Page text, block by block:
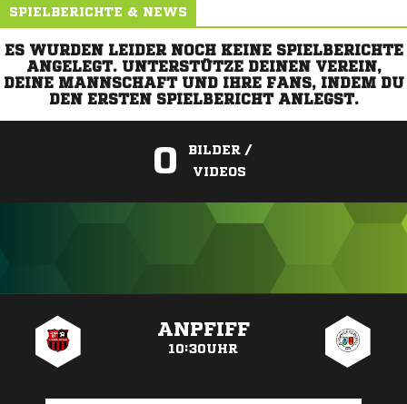
SPIELBERICHTE & NEWS
ES WURDEN LEIDER NOCH KEINE SPIELBERICHTE
ANGELEGT. UNTERSTÜTZE DEINEN VEREIN,
DEINE MANNSCHAFT UND IHRE FANS, INDEM DU
DEN ERSTEN SPIELBERICHT ANLEGST.
0
BILDER /
VIDEOS
ANPFIFF
10:30UHR